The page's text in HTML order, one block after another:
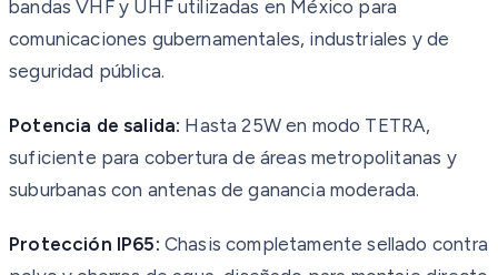
bandas VHF y UHF utilizadas en México para
comunicaciones gubernamentales, industriales y de
seguridad pública.
Potencia de salida: Hasta 25W en modo TETRA,
suficiente para cobertura de áreas metropolitanas y
suburbanas con antenas de ganancia moderada.
Protección IP65: Chasis completamente sellado contra